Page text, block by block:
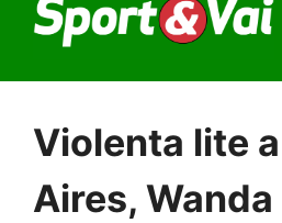
contenuto
Violenta lite
Aires, Wanda